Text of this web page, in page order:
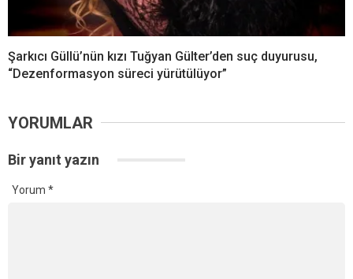
Şarkıcı Güllü’nün kızı Tuğyan Gülter’den suç duyurusu,
“Dezenformasyon süreci yürütülüyor”
YORUMLAR
Bir yanıt yazın
Yorum *